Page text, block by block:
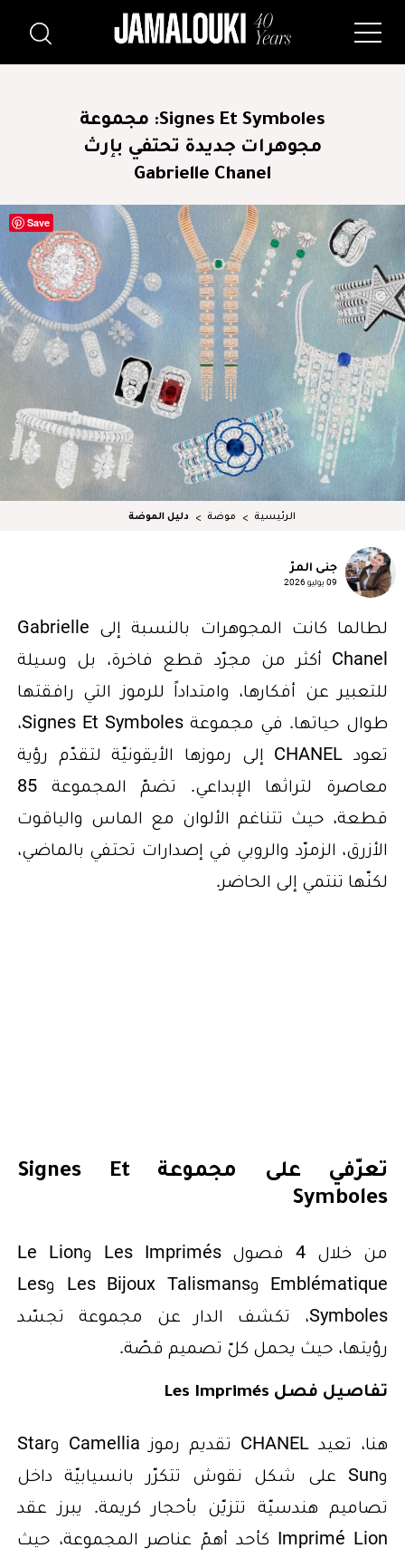
Signes Et Symboles: مجموعة
مجوهرات جديدة تحتفي بإرث
Gabrielle Chanel
الرئيسية موضة دليل الموضة
جنى المرّ
09 يوليو 2026
لطالما كانت المجوهرات بالنسبة إلى Gabrielle
Chanel أكثر من مجرّد قطع فاخرة، بل وسيلة
للتعبير عن أفكارها، وامتداداً للرموز التي رافقتها
طوال حياتها. في مجموعة Signes Et Symboles،
تعود CHANEL إلى رموزها الأيقونيّة لتقدّم رؤية
معاصرة لتراثها الإبداعي. تضمّ المجموعة 85
قطعة، حيث تتناغم الألوان مع الماس والياقوت
الأزرق، الزمرّد والروبي في إصدارات تحتفي بالماضي،
لكنّها تنتمي إلى الحاضر.
تعرّفي على مجموعة Signes Et
Symboles
من خلال 4 فصول Les Imprimés وLe Lion
Emblématique وLes Bijoux Talismans وLes
Symboles، تكشف الدار عن مجموعة تجسّد
رؤيتها، حيث يحمل كلّ تصميم قصّة.
تفاصيل فصل Les Imprimés
هنا، تعيد CHANEL تقديم رموز Camellia وStar
وSun على شكل نقوش تتكرّر بانسيابيّة داخل
تصاميم هندسيّة تتزيّن بأحجار كريمة. يبرز عقد
Imprimé Lion كأحد أهمّ عناصر المجموعة، حيث
Save